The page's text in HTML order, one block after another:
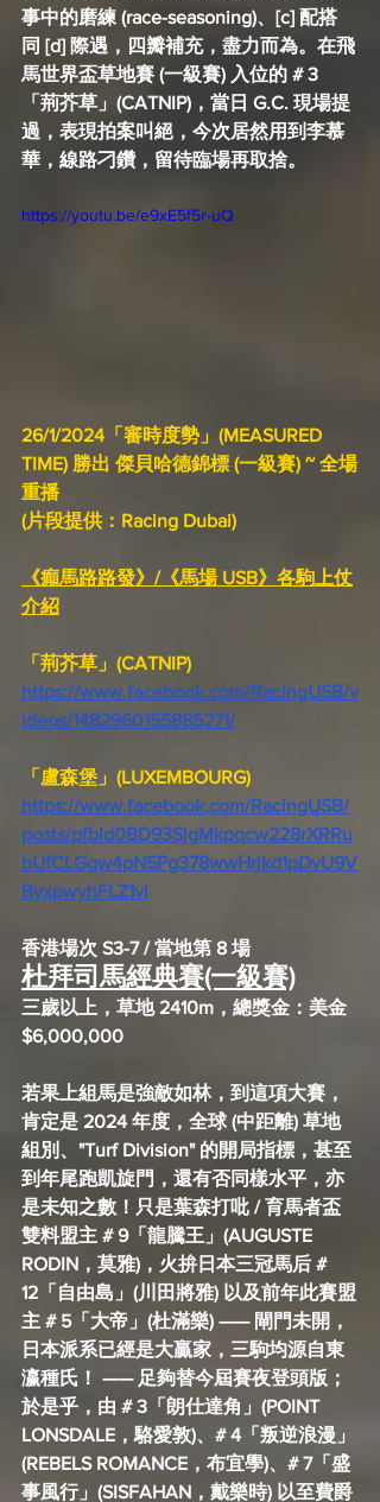
事中的磨練 (race-seasoning)、[c] 配搭
同 [d] 際遇，四瓣補充，盡力而為。在飛
馬世界盃草地賽 (一級賽) 入位的 # 3
「荊芥草」(CATNIP)，當日 G.C. 現場提
過，表現拍案叫絕，今次居然用到李慕
華，線路刁鑽，留待臨場再取捨。
https://youtu.be/e9xE5f5r-uQ
26/1/2024「審時度勢」(MEASURED
TIME) 勝出 傑貝哈德錦標 (一級賽) ~ 全場
重播
(片段提供：Racing Dubai)
《癲馬路路發》/《馬場 USB》各駒上仗
介紹
「荊芥草」(CATNIP)
https://www.facebook.com/RacingUSB/v
ideos/1482960155885271/
「盧森堡」(LUXEMBOURG)
https://www.facebook.com/RacingUSB/
posts/pfbid0BD93SjgMkpqcw228rXRRu
bUfCLGgw4pN5Pg378wwHrjkd1pDvU9V
ByxpwyhFLZ1vl
香港場次 S3-7 / 當地第 8 場
杜拜司馬經典賽(一級賽)
三歲以上，草地 2410m，總獎金：美金
$6,000,000
若果上組馬是強敵如林，到這項大賽，
肯定是 2024 年度，全球 (中距離) 草地
組別、"Turf Division" 的開局指標，甚至
到年尾跑凱旋門，還有否同樣水平，亦
是未知之數！只是葉森打吡 / 育馬者盃
雙料盟主 # 9「龍騰王」(AUGUSTE
RODIN，莫雅)，火拚日本三冠馬后 #
12「自由島」(川田將雅) 以及前年此賽盟
主 # 5「大帝」(杜滿樂) —— 閘門未開 ，
日本派系已經是大贏家，三駒均源自東
瀛種氏！ —— 足夠替今屆賽夜登頭版；
於是乎，由 # 3「朗仕達角」(POINT
LONSDALE，駱愛敦)、# 4「叛逆浪漫」
(REBELS ROMANCE，布宜學)、# 7「盛
事風行」(SISFAHAN，戴樂時) 以至費爵